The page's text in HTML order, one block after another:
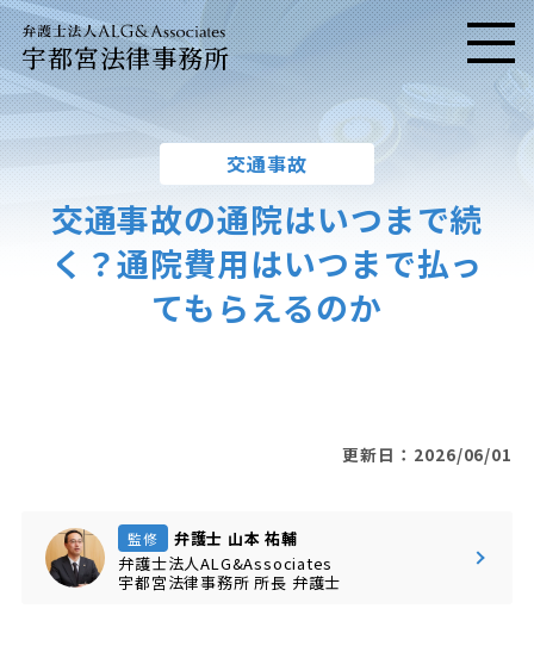
宇都宮法律事務所 メニ
交通事故
交通事故の通院はいつまで続
く？通院費用はいつまで払っ
てもらえるのか
更新日：2026/06/01
監修
弁護士 山本 祐輔
弁護士法人ALG&Associates
宇都宮法律事務所所長 弁護士